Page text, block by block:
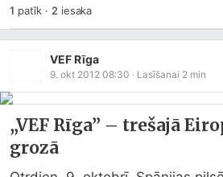
1 patīk · 2 iesaka
VEF Rīga
9. okt 2012 08:30 · Lasīšanai 2 min
„VEF Rīga” – trešajā
grozā